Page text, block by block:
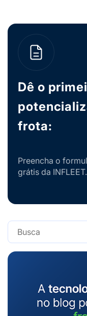
Dê o
frota:
Preencha o
grátis da INFLEET.